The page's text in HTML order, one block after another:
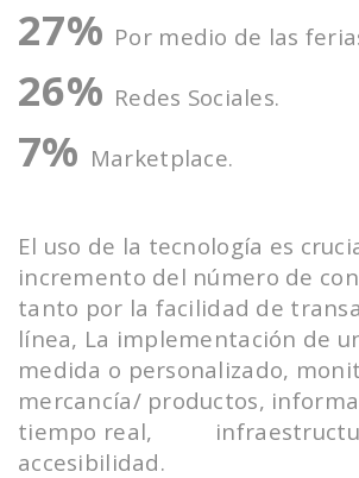
27% Por medio de las
26% Redes Sociales.
7% Marketplace.
El uso de la tecnología es
incremento del número de
tanto por la facilidad de
línea, La implementación de
medida o personalizado,
mercancía/ productos,
tiempo real,
accesibilidad.